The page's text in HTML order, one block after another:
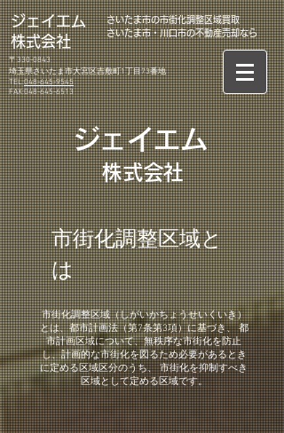
​ジェイエム
株式会社
さいたま市の市街化調整区域買取
さいたま市・川口市の不動産売却なら
〒330-0843
埼玉県さいたま市大宮区吉敷町1丁目73番地
TEL:048-645-9545
FAX:048-645-6513
ジェイエム
​株式会社
市街化調整区域と
は
市街化調整区域（しがいかちょうせいくいき）
とは、都市計画法（第7条第3項）に基づき、 都
市計画区域について、無秩序な市街化を防止
し、計画的な市街化を図るため必要があるとき
に定める区域区分のうち、 市街化を抑制すべき
区域として定める区域です。